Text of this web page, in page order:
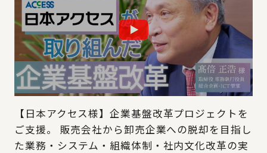
【日本アクセス様】企業基盤改革プロジェクトを
ご支援。​ 販売会社から卸売企業への脱却を目指し
た業務・システム・組織体制・社内文化改革の実